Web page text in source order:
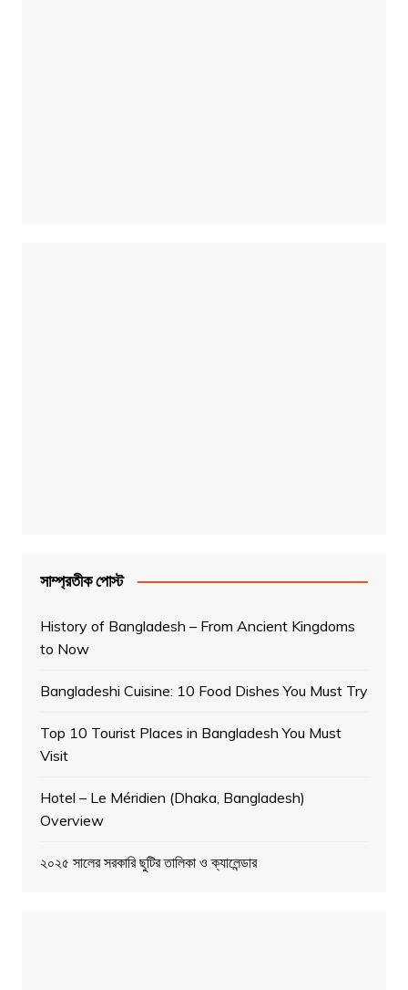
সাম্প্রতীক পোস্ট
History of Bangladesh – From Ancient Kingdoms
to Now
Bangladeshi Cuisine: 10 Food Dishes You Must Try
Top 10 Tourist Places in Bangladesh You Must
Visit
Hotel – Le Méridien (Dhaka, Bangladesh)
Overview
২০২৫ সালের সরকারি ছুটির তালিকা ও ক্যালেন্ডার